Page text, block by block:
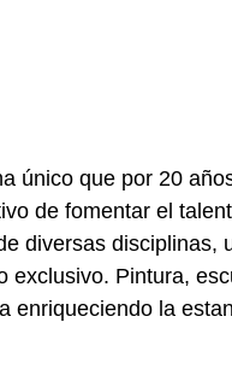
único que por 20
de fomentar el
diversas disciplinas,
exclusivo. Pintura,
enriqueciendo la